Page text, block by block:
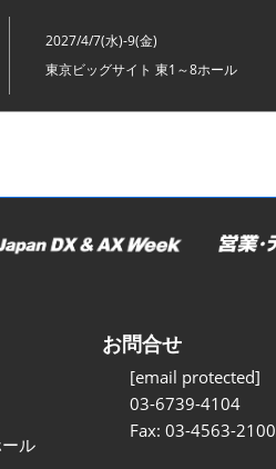
2027/4/7(水)-9(金)
東京ビッグサイト 東1～8ホール
ル
お問合せ
[email protected]
03-6739-4104
Fax: 03-4563-2100